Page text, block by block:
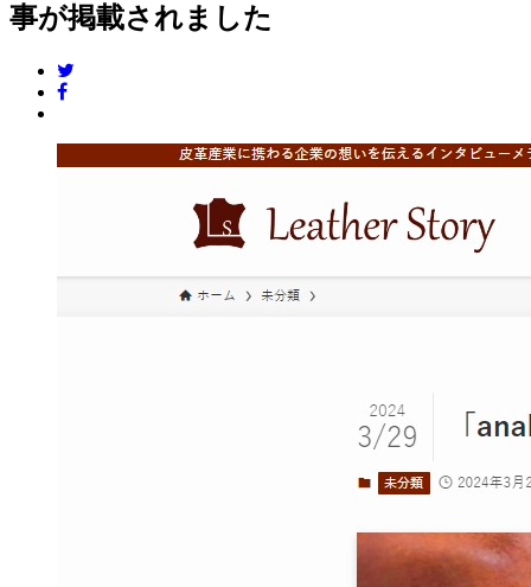
事が掲載されました